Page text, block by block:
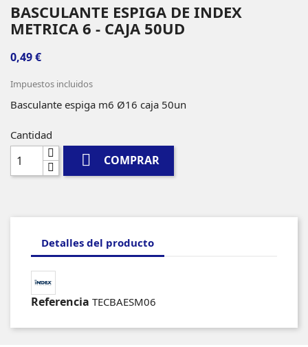
BASCULANTE ESPIGA DE INDEX
METRICA 6 - CAJA 50UD
0,49 €
Impuestos incluidos
Basculante espiga m6 Ø16 caja 50un
Cantidad
 COMPRAR
Detalles del producto
Referencia TECBAESM06